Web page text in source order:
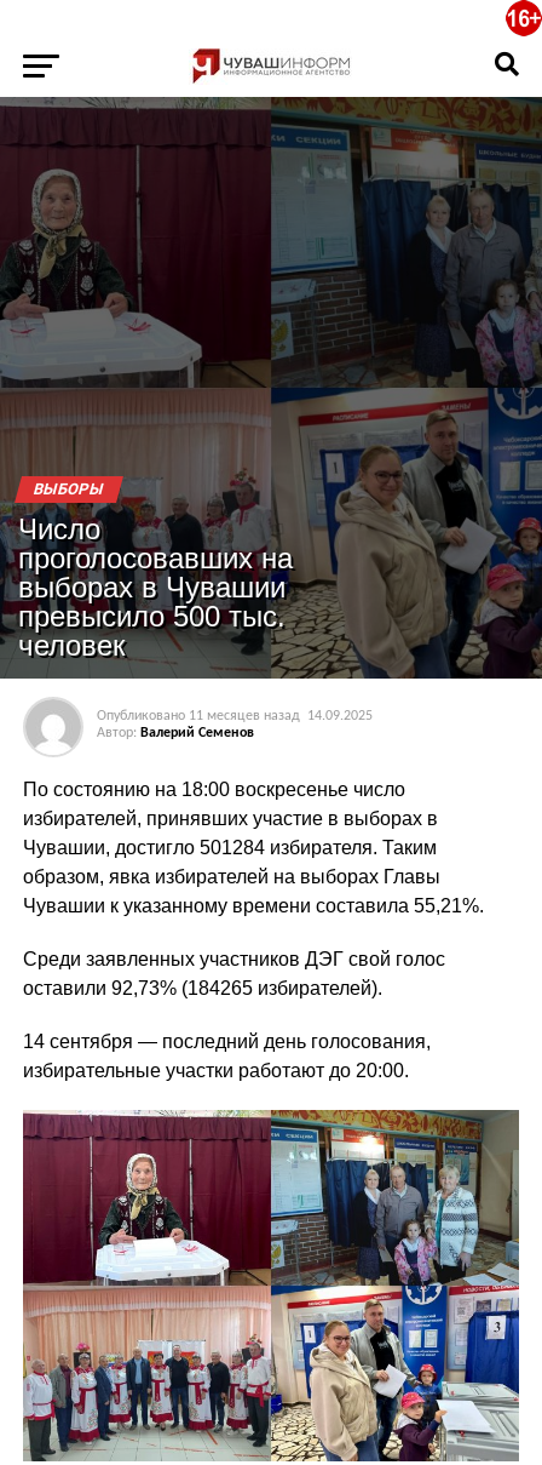
ВЫБОРЫ
Число
проголосовавших на
выборах в Чувашии
превысило 500 тыс.
человек
Опубликовано 11 месяцев назад
14.09.2025
Автор: Валерий Семенов
По состоянию на 18:00 воскресенье число
избирателей, принявших участие в выборах в
Чувашии, достигло 501284 избирателя. Таким
образом, явка избирателей на выборах Главы
Чувашии к указанному времени составила 55,21%.
Среди заявленных участников ДЭГ свой голос
оставили 92,73% (184265 избирателей).
14 сентября — последний день голосования,
избирательные участки работают до 20:00.